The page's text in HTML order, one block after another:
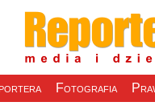
Fotografia